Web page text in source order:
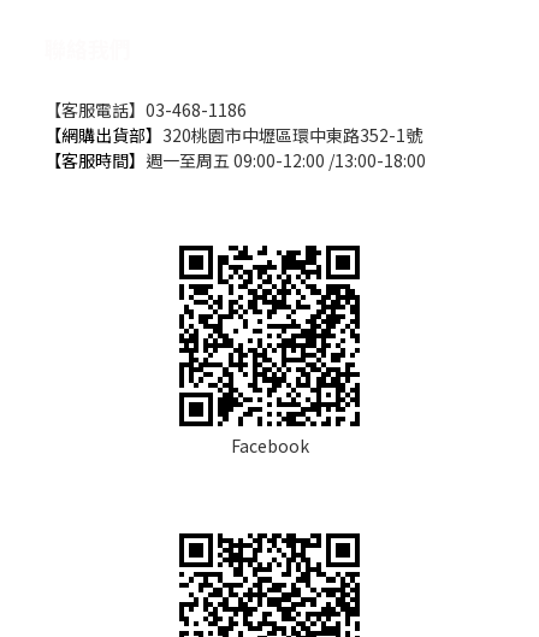
【客服電話】03-468-1186
【網購出貨部】 320桃園市中壢區環中東路352-1號
【客服時間】 週一至周五 09:00-12:00 /13:00-18:00
Facebook